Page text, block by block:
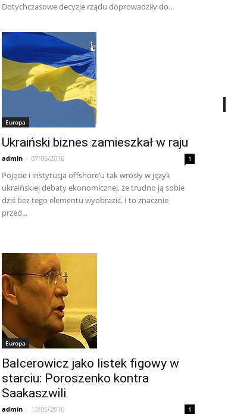
Dotychczasowe decyzje rządu doprowadziły do...
Europa
Ukraiński biznes zamieszkał w raju
admin - 07/06/2016 1
Pojęcie i instytucja offshore’u tak wrosły w język
ukraińskiej debaty ekonomicznej, że trudno ją sobie
dziś bez tego elementu wyobrazić. I to znacznie
przed...
Europa
Balcerowicz jako listek figowy w
starciu: Poroszenko kontra
Saakaszwili
admin - 13/05/2016 1